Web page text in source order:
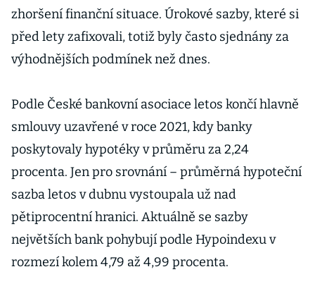
zhoršení finanční situace. Úrokové sazby, které si
před lety zafixovali, totiž byly často sjednány za
výhodnějších podmínek než dnes.
Podle České bankovní asociace letos končí hlavně
smlouvy uzavřené v roce 2021, kdy banky
poskytovaly hypotéky v průměru za 2,24
procenta. Jen pro srovnání – průměrná hypoteční
sazba letos v dubnu vystoupala už nad
pětiprocentní hranici. Aktuálně se sazby
největších bank pohybují podle Hypoindexu v
rozmezí kolem 4,79 až 4,99 procenta.